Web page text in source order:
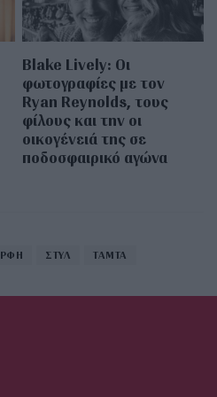
Blake Lively: Οι
φωτογραφίες με τον
Ryan Reynolds, τους
φίλους και την οι
οικογένειά της σε
ποδοσφαιρικό αγώνα
ΣΤΥΛ ΤΑΜΤΑ